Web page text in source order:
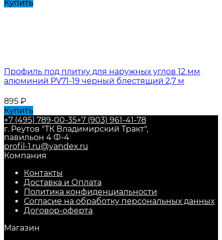
Купить
Профиль под плитку для наружных углов 12 мм
алюминий PV71-19 черный блестящий 2,7 м
895 ₽
Купить
+7 (495) 789-00-35+7 (903) 961-41-78
г. Реутов "ТК Владимирский Тракт",
павильон 4 Ф-4
profil-1.ru@yandex.ru
Компания
Контакты
Доставка и Оплата
Политика конфиденциальности
Согласие на обработку персональных данных
Договор-оферта
Магазин